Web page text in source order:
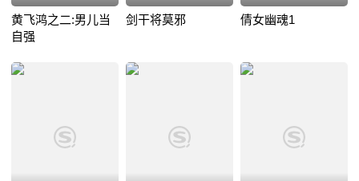
黄飞鸿之二:男儿当
自强
剑干将莫邪 倩女幽魂1